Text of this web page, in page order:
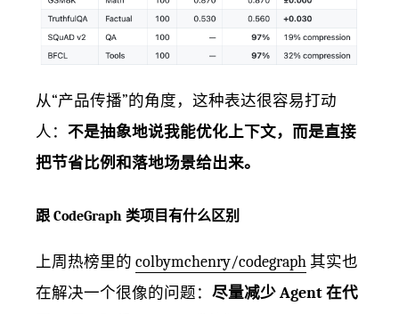
从“产品传播”的角度，这种表达很容易打动
人： 不是抽象地说我能优化上下文，而是直接
把节省比例和落地场景给出来。
跟 CodeGraph 类项目有什么区别
上周热榜里的 colbymchenry/codegraph 其实也
在解决一个很像的问题： 尽量减少 Agent 在代